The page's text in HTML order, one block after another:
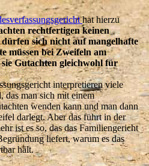
hat hierzu
rechtfertigen keinen
sich nicht auf mangelhafte
müssen bei Zweifeln am
Gutachten gleichwohl für
interpretieren viele
das man sich mit einem
wenden kann und man dann
darlegt. Aber das führt in der
ist es so, das das Familiengericht
liefert, warum es das
hält.